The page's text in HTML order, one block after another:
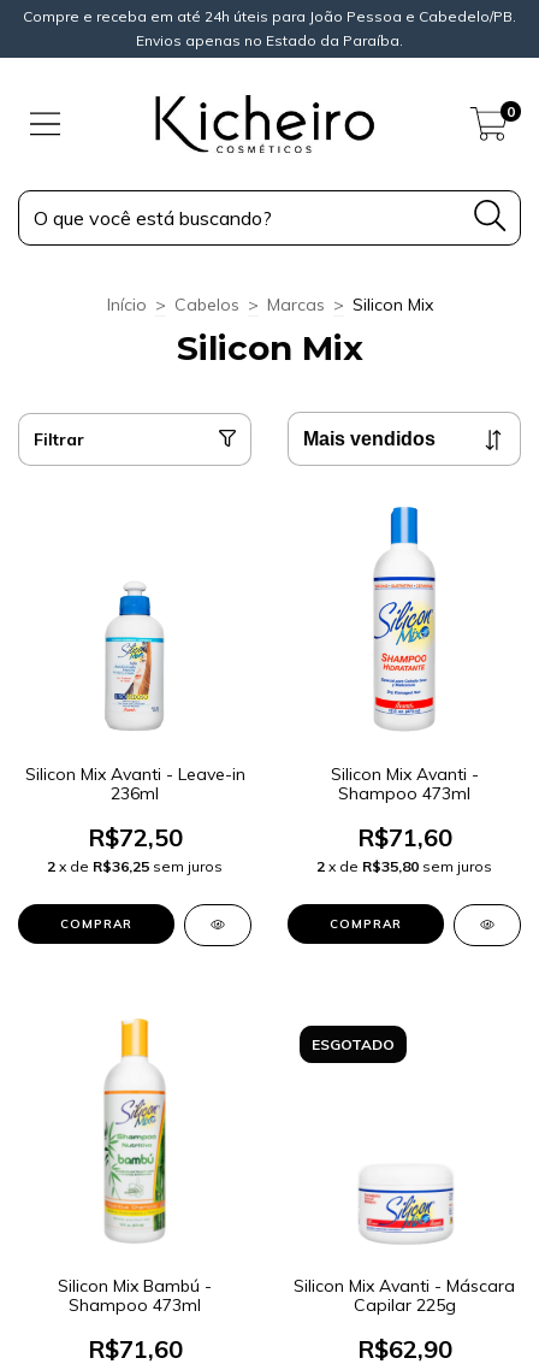
Compre e receba em até 24h úteis para João Pessoa e Cabedelo/PB.
Envios apenas no Estado da Paraíba.
0
Início > Cabelos > Marcas > Silicon Mix
Silicon Mix
Filtrar
Silicon Mix Avanti - Leave-in
236ml
R$72,50
2 x de R$36,25 sem juros
Silicon Mix Avanti -
Shampoo 473ml
R$71,60
2 x de R$35,80 sem juros
Silicon Mix Bambú -
Shampoo 473ml
R$71,60
ESGOTADO
Silicon Mix Avanti - Máscara
Capilar 225g
R$62,90